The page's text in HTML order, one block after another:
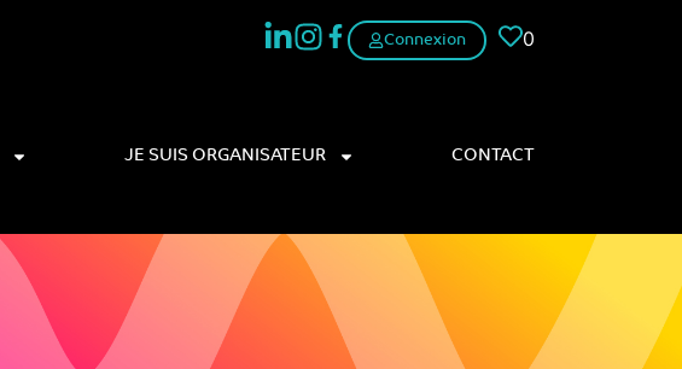
Connexion 0
JE SUIS ORGANISATEUR CONTACT